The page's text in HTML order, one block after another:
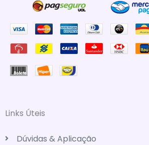
Links Úteis
Dúvidas & Aplicação